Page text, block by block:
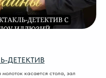
ДЕТЕКТИВ
касается стола, зал